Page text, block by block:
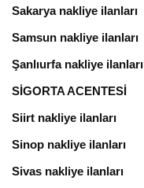
Sakarya nakliye ilanları
Samsun nakliye ilanları
Şanlıurfa nakliye ilanları
SİGORTA ACENTESİ
Siirt nakliye ilanları
Sinop nakliye ilanları
Sivas nakliye ilanları